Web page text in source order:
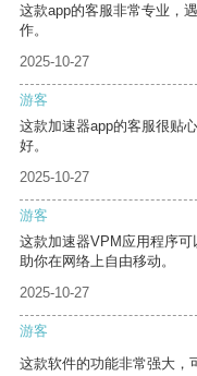
这款app的客服非常专业，
作。
2025-10-27
游客
这款加速器app的客服很贴
好。
2025-10-27
游客
这款加速器VPM应用程序
助你在网络上自由移动。
2025-10-27
游客
这款软件的功能非常强大，